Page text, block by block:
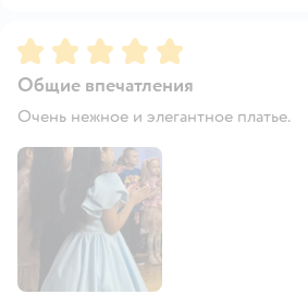
Рейтинг:5
Общие впечатления
Очень нежное и элегантное платье.